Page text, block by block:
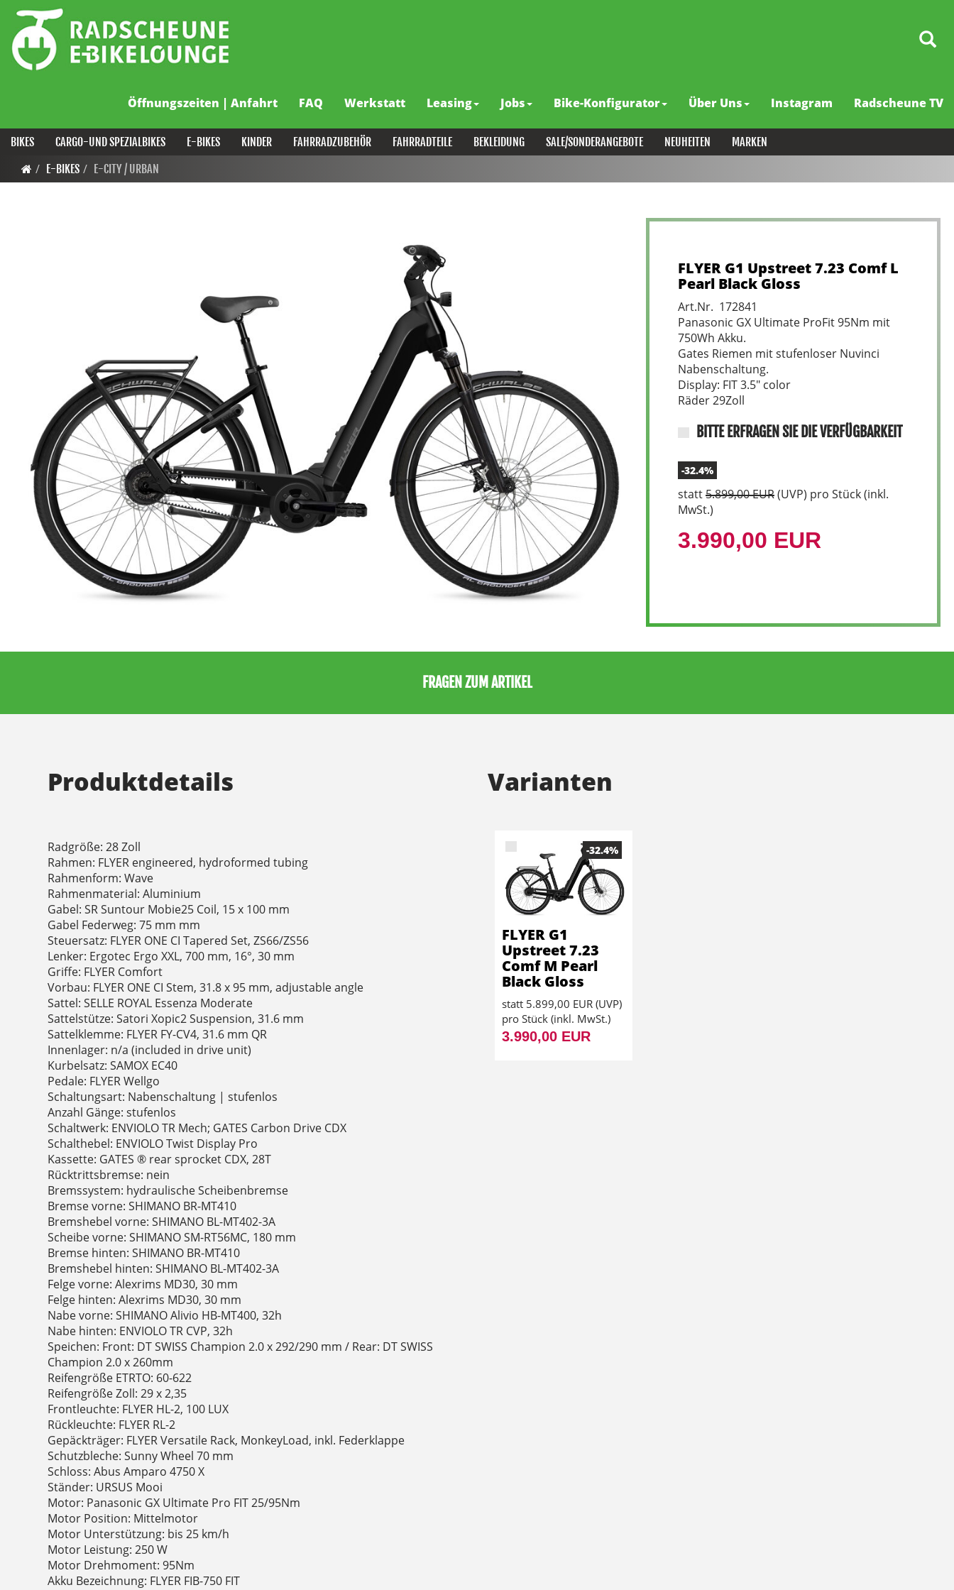
Öffnungszeiten | Anfahrt FAQ Werkstatt Leasing Jobs Bike-Konfigurator Über Uns Instagram Radscheune TV
BIKES CARGO-UND SPEZIALBIKES E-BIKES KINDER FAHRRADZUBEHÖR FAHRRADTEILE BEKLEIDUNG SALE/SONDERANGEBOTE NEUHEITEN
MARKEN
E-BIKES
E-CITY / URBAN
FLYER G1 Upstreet 7.23 Comf L
Pearl Black Gloss
Art.Nr. 172841
Panasonic GX Ultimate ProFit 95Nm mit
750Wh Akku.
Gates Riemen mit stufenloser Nuvinci
Nabenschaltung.
Display: FIT 3.5" color
Räder 29Zoll
BITTE ERFRAGEN SIE DIE VERFÜGBARKEIT
-32.4%
statt5.899,00 EUR(UVP) pro Stück (inkl.
MwSt.)
3.990,00 EUR
FRAGEN ZUM ARTIKEL
Produktdetails
Radgröße: 28 Zoll
Rahmen: FLYER engineered, hydroformed tubing
Rahmenform: Wave
Rahmenmaterial: Aluminium
Gabel: SR Suntour Mobie25 Coil, 15 x 100 mm
Gabel Federweg: 75 mm mm
Steuersatz: FLYER ONE CI Tapered Set, ZS66/ZS56
Lenker: Ergotec Ergo XXL, 700 mm, 16°, 30 mm
Griffe: FLYER Comfort
Vorbau: FLYER ONE CI Stem, 31.8 x 95 mm, adjustable angle
Sattel: SELLE ROYAL Essenza Moderate
Sattelstütze: Satori Xopic2 Suspension, 31.6 mm
Sattelklemme: FLYER FY-CV4, 31.6 mm QR
Innenlager: n/a (included in drive unit)
Kurbelsatz: SAMOX EC40
Pedale: FLYER Wellgo
Schaltungsart: Nabenschaltung | stufenlos
Anzahl Gänge: stufenlos
Schaltwerk: ENVIOLO TR Mech; GATES Carbon Drive CDX
Schalthebel: ENVIOLO Twist Display Pro
Kassette: GATES ® rear sprocket CDX, 28T
Rücktrittsbremse: nein
Bremssystem: hydraulische Scheibenbremse
Bremse vorne: SHIMANO BR-MT410
Bremshebel vorne: SHIMANO BL-MT402-3A
Scheibe vorne: SHIMANO SM-RT56MC, 180 mm
Bremse hinten: SHIMANO BR-MT410
Bremshebel hinten: SHIMANO BL-MT402-3A
Felge vorne: Alexrims MD30, 30 mm
Felge hinten: Alexrims MD30, 30 mm
Nabe vorne: SHIMANO Alivio HB-MT400, 32h
Nabe hinten: ENVIOLO TR CVP, 32h
Speichen: Front: DT SWISS Champion 2.0 x 292/290 mm / Rear: DT SWISS
Champion 2.0 x 260mm
Reifengröße ETRTO: 60-622
Reifengröße Zoll: 29 x 2,35
Frontleuchte: FLYER HL-2, 100 LUX
Rückleuchte: FLYER RL-2
Gepäckträger: FLYER Versatile Rack, MonkeyLoad, inkl. Federklappe
Schutzbleche: Sunny Wheel 70 mm
Schloss: Abus Amparo 4750 X
Ständer: URSUS Mooi
Motor: Panasonic GX Ultimate Pro FIT 25/95Nm
Motor Position: Mittelmotor
Motor Unterstützung: bis 25 km/h
Motor Leistung: 250 W
Motor Drehmoment: 95Nm
Akku Bezeichnung: FLYER FIB-750 FIT
Varianten
-32.4%
FLYER G1
Upstreet 7.23
Comf M Pearl
Black Gloss
statt 5.899,00 EUR (UVP)
pro Stück (inkl. MwSt.)
3.990,00 EUR